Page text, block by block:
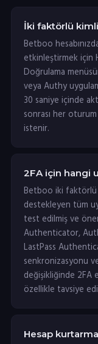
İki faktörlü
Betboo
etkinleştirmek için
Doğrulama
veya Authy
30 saniye içinde
sonrası her
istenir.
2FA için hangi
Betboo iki faktörlü
destekleyen tüm
test edilmiş ve
Authenticator,
LastPass
senkronizasyonu
değişikliğinde 2FA
özellikle tavsiye
Hesap